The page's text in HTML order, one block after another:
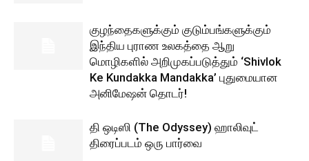
குழந்தைகளுக்கும் குடும்பங்களுக்கும்
இந்திய புராண உலகத்தை ஆறு
மொழிகளில் அறிமுகப்படுத்தும் ‘Shivlok
Ke Kundakka Mandakka’ புதுமையான
அனிமேஷன் தொடர்!
தி ஒடிஸி (The Odyssey) ஹாலிவுட்
திரைப்படம் ஒரு பார்வை